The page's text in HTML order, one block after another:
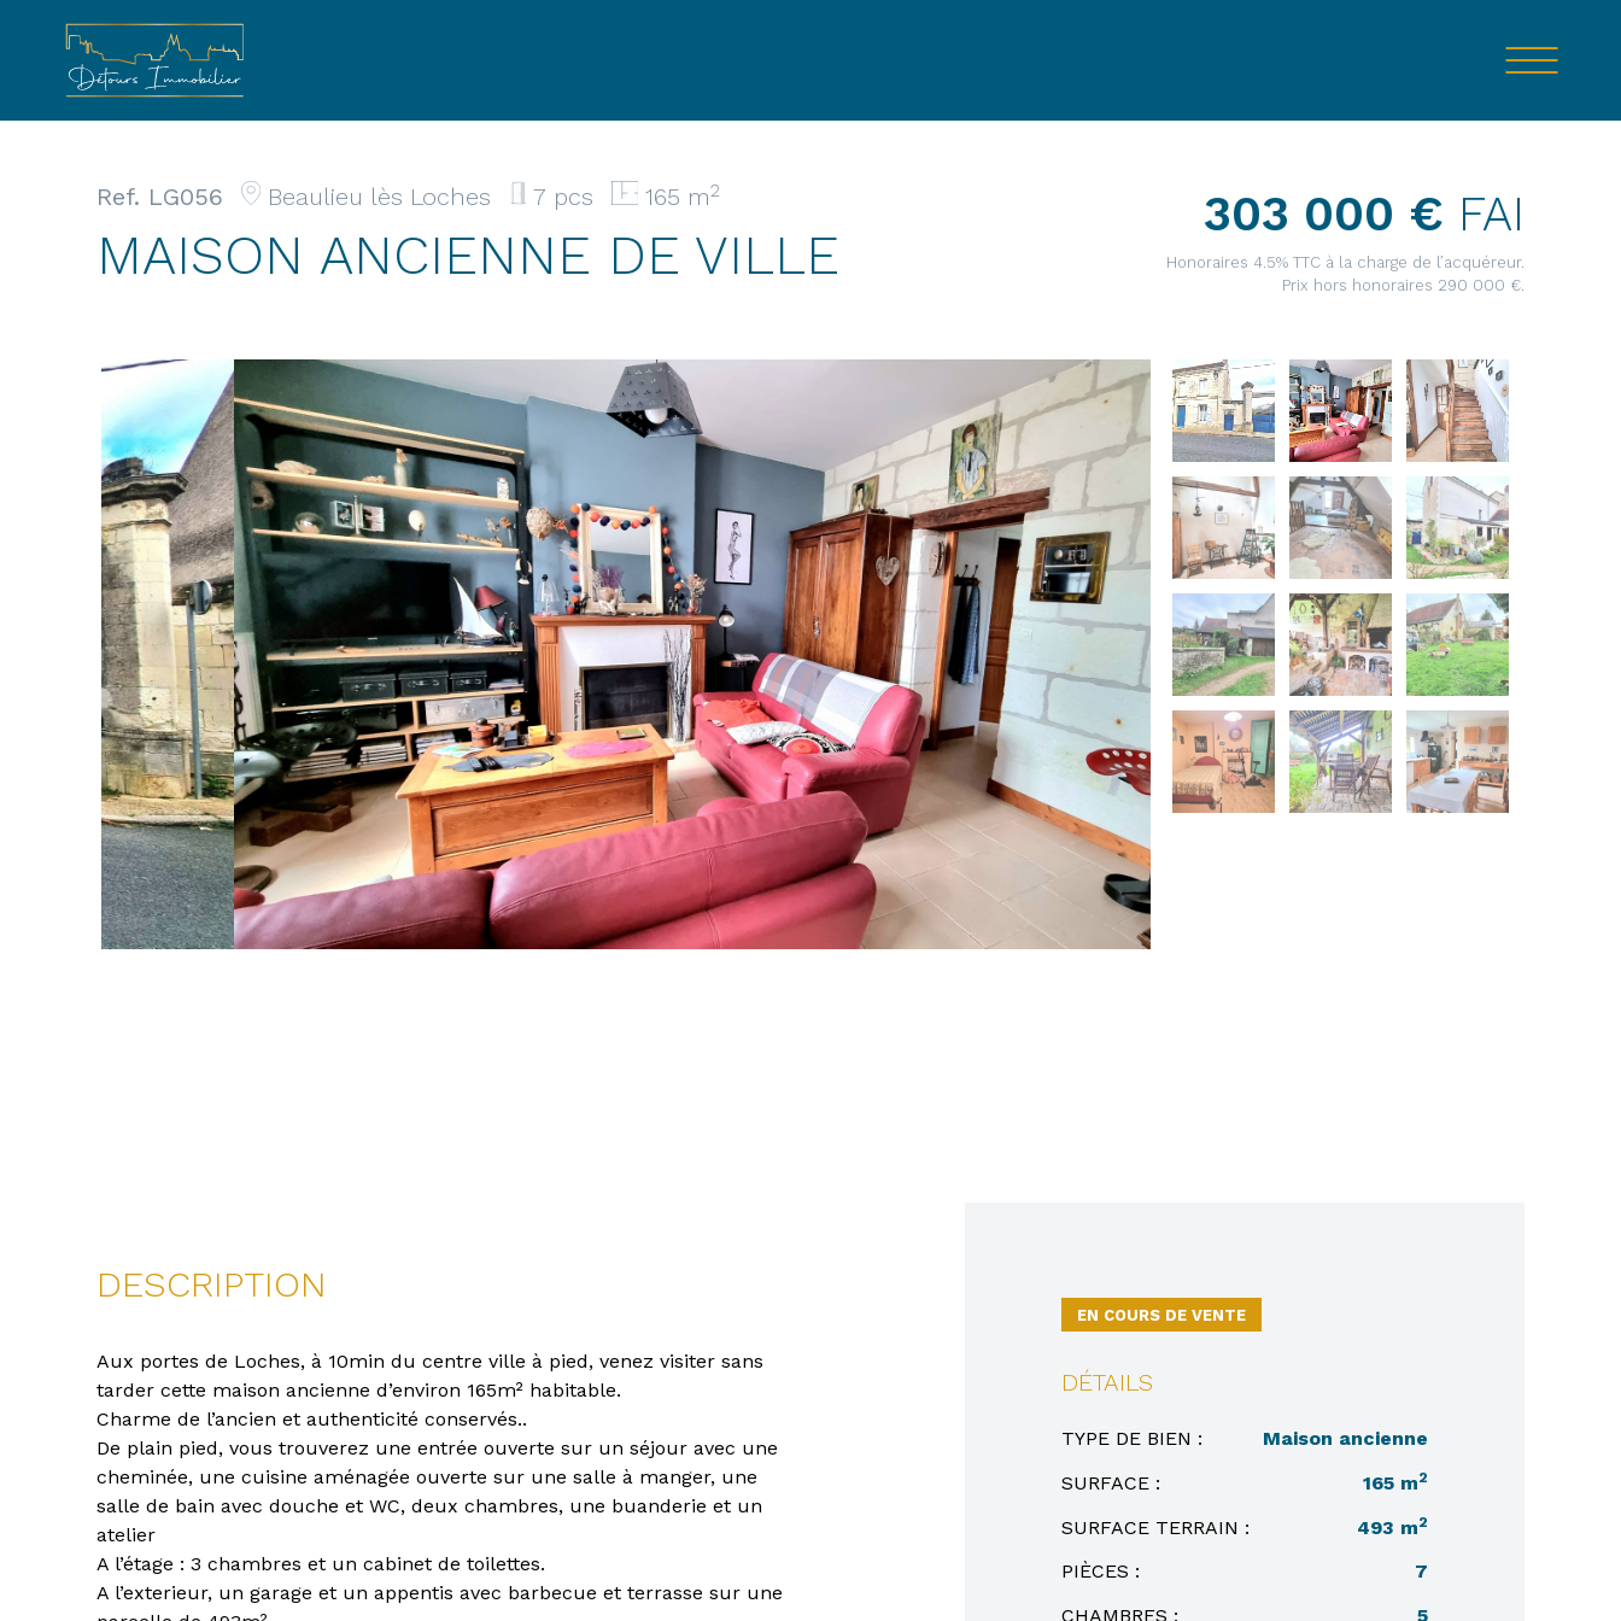
Ref. LG056 Beaulieu lès Loches 7 pcs 165 m2
MAISON ANCIENNE DE VILLE
303 000 € FAI
Honoraires 4.5% TTC à la charge de l’acquéreur.
Prix hors honoraires 290 000 €.
DESCRIPTION
Aux portes de Loches, à 10min du centre ville à pied, venez visiter sans
tarder cette maison ancienne d’environ 165m² habitable.
Charme de l’ancien et authenticité conservés..
De plain pied, vous trouverez une entrée ouverte sur un séjour avec une
cheminée, une cuisine aménagée ouverte sur une salle à manger, une
salle de bain avec douche et WC, deux chambres, une buanderie et un
atelier
A l’étage : 3 chambres et un cabinet de toilettes.
A l’exterieur, un garage et un appentis avec barbecue et terrasse sur une
EN COURS DE VENTE
DÉTAILS
TYPE DE BIEN :
Maison ancienne
SURFACE :
165 m2
SURFACE TERRAIN : 493 m2
PIÈCES :
7
CHAMBRES :
5